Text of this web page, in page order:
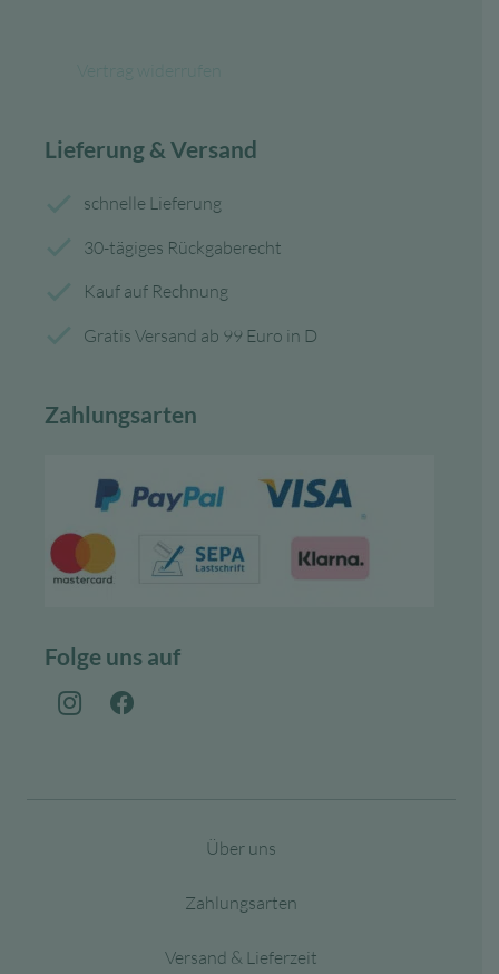
Lieferung & Versand
schnelle Lieferung
30-tägiges Rückgaberecht
Kauf auf Rechnung
Gratis Versand ab 99 Euro in D
Zahlungsarten
Folge uns auf
Über uns
Zahlungsarten
Versand & Lieferzeit